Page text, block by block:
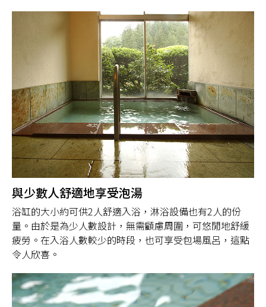
與少數人舒適地享受泡湯
浴缸的大小約可供2人舒適入浴，淋浴設備也有2人的份
量。由於是為少人數設計，無需顧慮周圍，可悠閒地舒緩
疲勞。在入浴人數較少的時段，也可享受包場風呂，這點
令人欣喜。